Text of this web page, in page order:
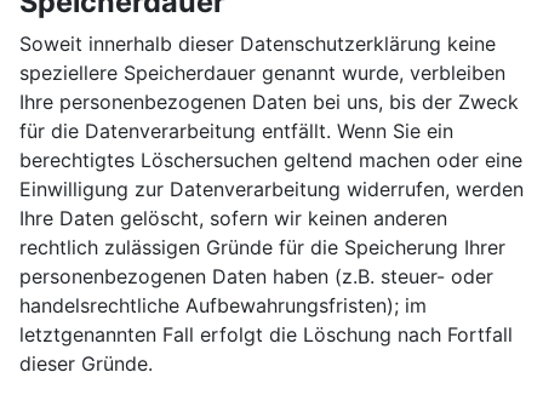
Soweit innerhalb dieser Datenschutzerklärung keine
speziellere Speicherdauer genannt wurde, verbleiben
Ihre personenbezogenen Daten bei uns, bis der Zweck
für die Datenverarbeitung entfällt. Wenn Sie ein
berechtigtes Löschersuchen geltend machen oder eine
Einwilligung zur Datenverarbeitung widerrufen, werden
Ihre Daten gelöscht, sofern wir keinen anderen
rechtlich zulässigen Gründe für die Speicherung Ihrer
personenbezogenen Daten haben (z.B. steuer- oder
handelsrechtliche Aufbewahrungsfristen); im
letztgenannten Fall erfolgt die Löschung nach Fortfall
dieser Gründe.